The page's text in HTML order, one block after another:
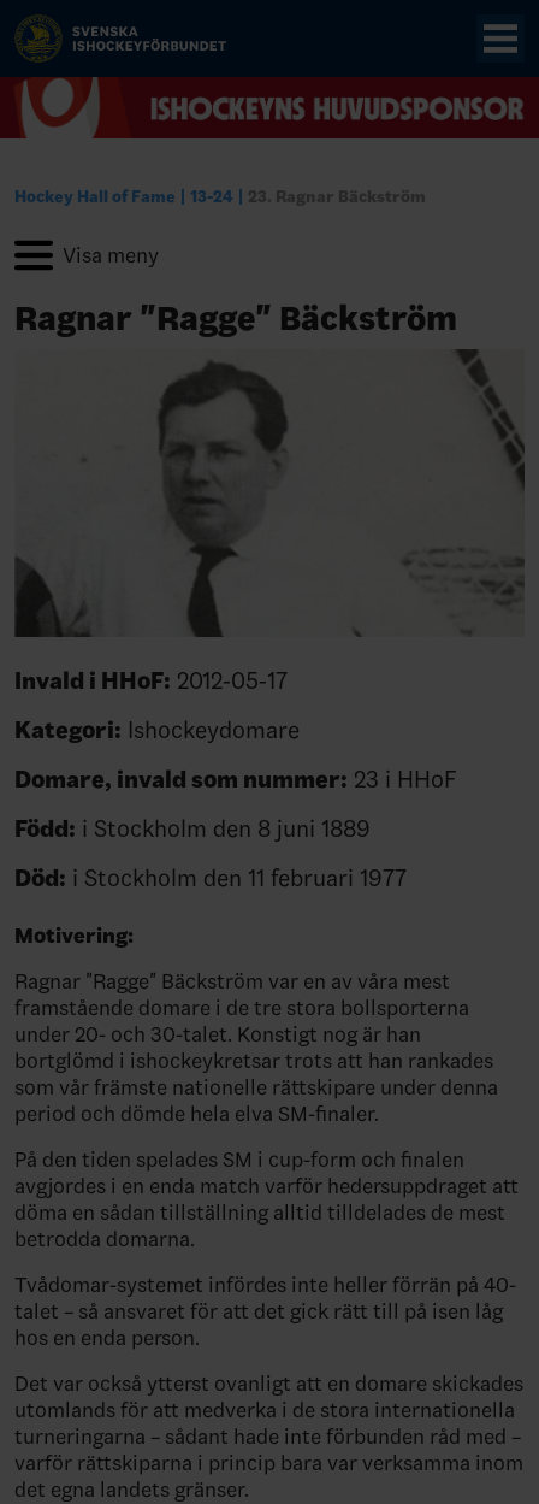
Hockey Hall of Fame 13-24 23. Ragnar Bäckström
Ragnar "Ragge" Bäckström
Invald i HHoF: 2012-05-17
Kategori: Ishockeydomare
Domare, invald som nummer: 23 i HHoF
Född: i Stockholm den 8 juni 1889
Död: i Stockholm den 11 februari 1977
Motivering:
Ragnar "Ragge" Bäckström var en av våra mest
framstående domare i de tre stora bollsporterna
under 20- och 30-talet. Konstigt nog är han
bortglömd i ishockeykretsar trots att han rankades
som vår främste nationelle rättskipare under denna
period och dömde hela elva SM-finaler.
På den tiden spelades SM i cup-form och finalen
avgjordes i en enda match varför hedersuppdraget att
döma en sådan tillställning alltid tilldelades de mest
betrodda domarna.
Tvådomar-systemet infördes inte heller förrän på 40-
talet – så ansvaret för att det gick rätt till på isen låg
hos en enda person.
Det var också ytterst ovanligt att en domare skickades
utomlands för att medverka i de stora internationella
turneringarna – sådant hade inte förbunden råd med –
varför rättskiparna i princip bara var verksamma inom
det egna landets gränser.